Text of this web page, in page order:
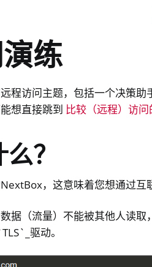
练
程访问主题，包括一个决策
想直接跳到 比较（远程）访问
？
，这意味着您想通过互
据（流量）不能被其他人读
驱动。